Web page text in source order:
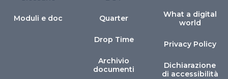
Moduli e doc Quarter
Drop Time
Archivio
documenti
What a digital
world
Privacy Policy
Dichiarazione
di accessibilità